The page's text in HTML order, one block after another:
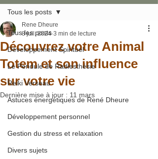
Tous les posts
Développement Spirituel
Le Pendule de Radiesthésie
Reiki Verseau
Astuces énergétiques de René Dheure
Développement personnel
Gestion du stress et relaxation
Divers sujets
Tous les posts
Découvrez votre Animal
Totem et son influence
sur votre vie
Rene Dheure
8 juil. 2024 3 min de lecture
Dernière mise à jour : 11 mars